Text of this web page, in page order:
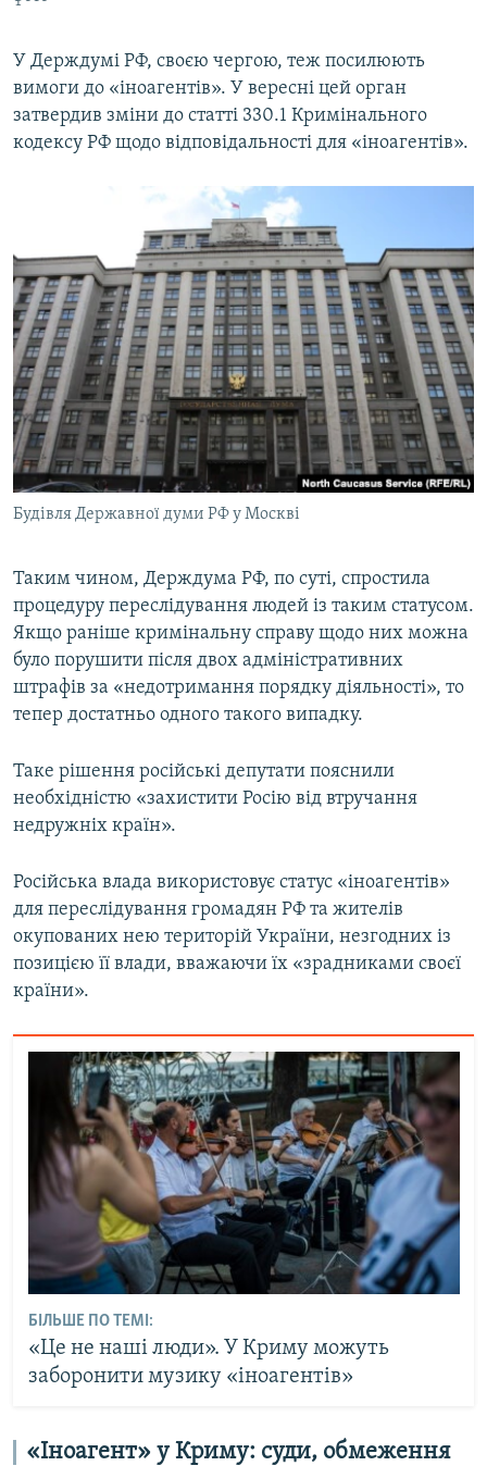
У Держдумі РФ, своєю чергою, теж посилюють
вимоги до «іноагентів». У вересні цей орган
затвердив зміни до статті 330.1 Кримінального
кодексу РФ щодо відповідальності для «іноагентів».
Будівля Державної думи РФ у Москві
Таким чином, Держдума РФ, по суті, спростила
процедуру переслідування людей із таким статусом.
Якщо раніше кримінальну справу щодо них можна
було порушити після двох адміністративних
штрафів за «недотримання порядку діяльності», то
тепер достатньо одного такого випадку.
Таке рішення російські депутати пояснили
необхідністю «захистити Росію від втручання
недружніх країн».
Російська влада використовує статус «іноагентів»
для переслідування громадян РФ та жителів
окупованих нею територій України, незгодних із
позицією її влади, вважаючи їх «зрадниками своєї
країни».
БІЛЬШЕ ПО ТЕМІ:
«Це не наші люди». У Криму можуть
заборонити музику «іноагентів»
«Іноагент» у Криму: суди, обмеження